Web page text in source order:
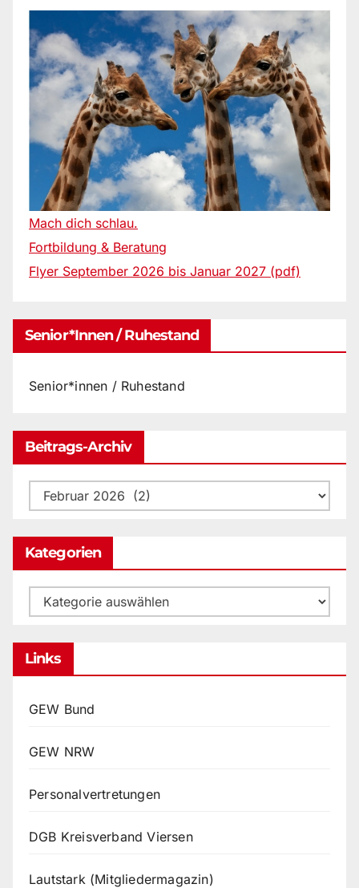
Mach dich schlau.
Fortbildung & Beratung
Flyer September 2026 bis Januar 2027 (pdf)
Senior*innen / Ruhestand
Senior*innen / Ruhestand
Beitrags-Archiv
Beitrags-
Archiv
Kategorien
Kategorien
Links
GEW Bund
GEW NRW
Personalvertretungen
DGB Kreisverband Viersen
Lautstark (Mitgliedermagazin)